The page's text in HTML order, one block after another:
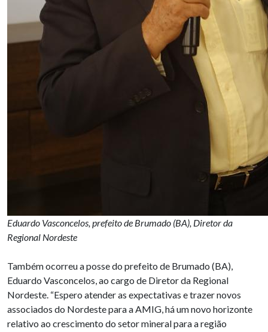
Eduardo Vasconcelos, prefeito de Brumado (BA), Diretor da
Regional Nordeste
Também ocorreu a posse do prefeito de Brumado (BA),
Eduardo Vasconcelos, ao cargo de Diretor da Regional
Nordeste. “Espero atender as expectativas e trazer novos
associados do Nordeste para a AMIG, há um novo horizonte
relativo ao crescimento do setor mineral para a região